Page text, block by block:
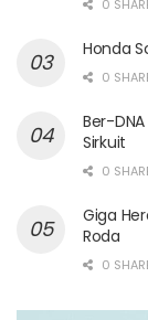
0
Honda
0
Ber-
Sirkuit
0
Giga
Roda
0